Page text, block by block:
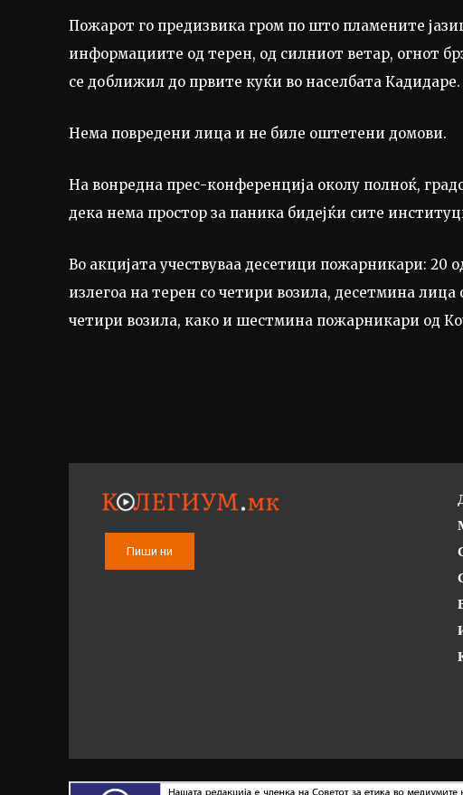
Пожарот го предизвика гром по што пламените
информациите од терен, од силниот ветар, огнот
се доближил до првите куќи во населбата Кадидаре.
Нема повредени лица и не биле оштетени домови.
На вонредна прес-конференција околу полноќ,
дека нема простор за паника бидејќи сите
Во акцијата учествуваа десетици пожарникари:
излегоа на терен со четири возила, десетмина
четири возила, како и шестмина пожарникари од
Пиши ни